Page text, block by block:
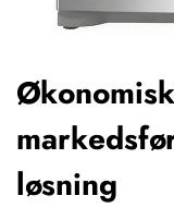
løsning